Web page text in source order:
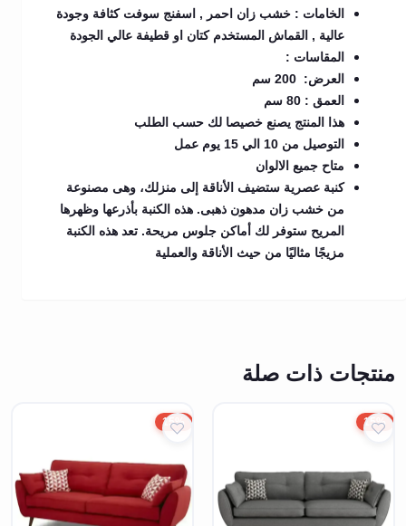
الخامات : خشب زان احمر , اسفنج سوفت كثافة وجودة
عالية , القماش المستخدم كتان او قطيفة عالي الجودة
المقاسات :
العرض: 200 سم
العمق : 80 سم
هذا المنتج يصنع خصيصا لك حسب الطلب
التوصيل من 10 الي 15 يوم عمل
متاح جميع الالوان
كنبة عصرية ستضيف الأناقة إلى منزلك، وهى مصنوعة
من خشب زان مدهون ذهبى. هذه الكنبة بأذرعها وظهرها
المريح ستوفر لك أماكن جلوس مريحة. تعد هذه الكنبة
مزيجًا مثاليًا من حيث الأناقة والعملية
منتجات ذات صلة
15%
15%